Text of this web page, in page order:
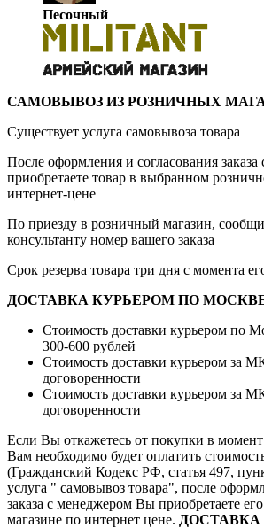
Песочный
САМОВЫВОЗ ИЗ РОЗНИЧНЫХ
Существует услуга самовывоза товара
После оформления и согласования
приобретаете товар в выбранном
интернет-цене
По приезду в розничный магазин,
консультанту номер вашего заказа
Срок резерва товара три дня с момента
ДОСТАВКА КУРЬЕРОМ ПО
Стоимость доставки курьером по
300-600 рублей
Стоимость доставки курьером за
договоренности
Стоимость доставки курьером за
договоренности
Если Вы откажетесь от покупки в момент
Вам необходимо будет оплатить
(Гражданский Кодекс РФ, статья 497,
услуга " самовывоз товара", после
заказа с менеджером Вы приобретаете
магазине по интернет цене.